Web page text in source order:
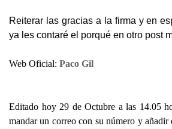
Reiterar las gracias a la firma y en
ya les contaré el porqué en otro post
Web Oficial: Paco Gil
Editado hoy 29 de Octubre a las 14.05
mandar un correo con su número y añadir